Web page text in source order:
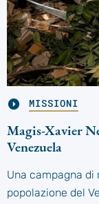
MISSIONI
Magis-Xavier
Venezuela
Una campagna
popolazione del